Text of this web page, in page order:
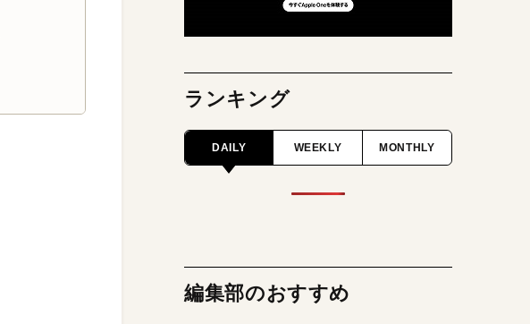
ランキング
DAILY WEEKLY MONTHLY
編集部のおすすめ